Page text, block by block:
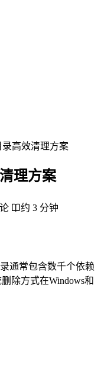
录高效清理方案
理方案
约 3 分钟
通常包含数千个依赖
除方式在Windows和